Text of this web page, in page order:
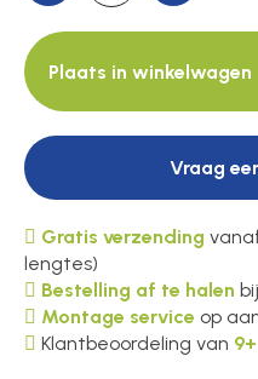
Plaats in winkelwagen
Vraag
Gratis verzending
lengtes)
Bestelling af te halen
Montage service op
Klantbeoordeling van 9+